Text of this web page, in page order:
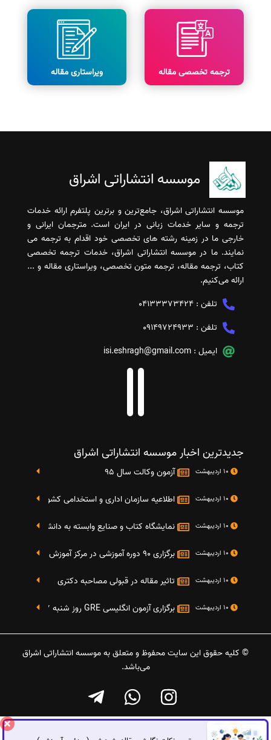
ترجمه تخصصی مقاله ویراستاری مقاله
موسسه انتشاراتی اشراق
موسسه انتشاراتی اشراق، جامع‌ترین و برترین پلتفرم ارائه خدمات
ترجمه و سایر خدمات زبانی در ایران است. مترجمان ایرانی و
خارجی ما در زمینه رشته های تخصصی خود اقدام به ترجمه می
نمایند. ما در موسسه انتشاراتی اشراق، خدمات ترجمه تخصصی
کتاب، ترجمه مقاله، ترجمه متون تخصصی، ویراستاری مقاله و ...
ارائه می‌کنیم.
تلفن : 04133373424
تلفن : 09149724933
ایمیل : isi.eshragh@gmail.com
جدیدترین اخبار موسسه انتشاراتی اشراق
آزمون وکالت سال 95
اطلاعیه سازمان اداری و استخدامی کشور در خصوص
نمایشگاه کتاب و صنایع وابسته به دانشگاه صنعتی شریف 4 الی 8 مهر
برگزاری 90 دوره آموزشی در مرکز آموزش فرهنگی دانشگاه علامه
تاثیر مقاله در قبولی مصاحبه دکتری
برگزاری آزمون انگلیسی GRE روز شنبه 27 شهریور(مقارن با 17 سپتامبر 2016)
© کلیه حقوق این سایت محفوظ و متعلق به موسسه انتشاراتی اشراق
می‌باشد.